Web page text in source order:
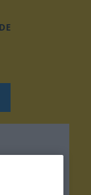
DE